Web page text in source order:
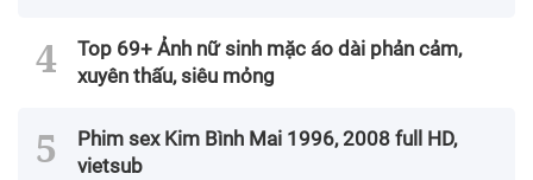
Top 69+ Ảnh nữ sinh mặc áo dài phản cảm,
xuyên thấu, siêu mỏng
Phim sex Kim Bình Mai 1996, 2008 full HD,
vietsub